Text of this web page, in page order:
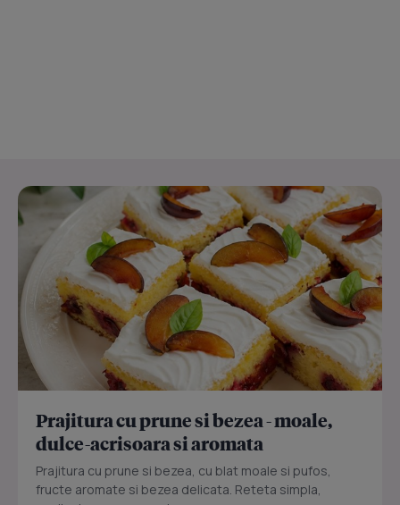
Prajitura cu prune si bezea - moale,
dulce-acrisoara si aromata
Prajitura cu prune si bezea, cu blat moale si pufos,
fructe aromate si bezea delicata. Reteta simpla,